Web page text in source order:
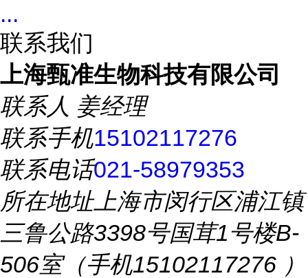
...
联系我们
上海甄准生物科技有限公司
联系人 姜经理
联系手机15102117276
联系电话021-58979353
所在地址上海市闵行区浦江镇
三鲁公路3398号国茸1号楼B-
506室（手机15102117276 ）